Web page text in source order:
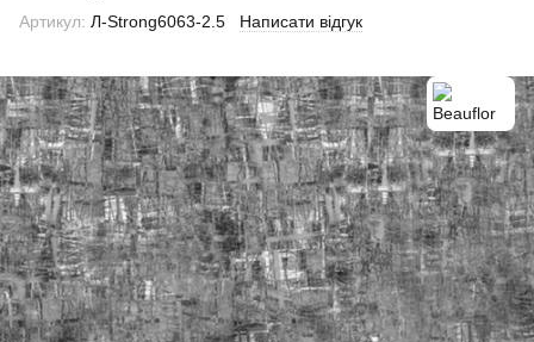
Артикул: Л-Strong6063-2.5 Написати відгук